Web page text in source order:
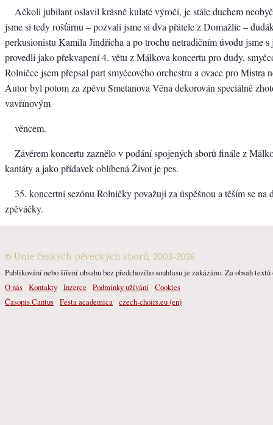
Ačkoli jubilant oslavil krásně kulaté výročí, je stále duchem
jsme si tedy rošťárnu – pozvali jsme si dva přátele z Domažlic –
perkusionistu Kamila Jindřicha a po trochu netradičním úvodu jsme
provedli jako překvapení 4. větu z Málkova koncertu pro dudy,
Rolničce jsem přepsal part smyčcového orchestru a ovace pro Mistra
Autor byl potom za zpěvu Smetanova Věna dekorován speciálně
vavřínovým
věncem.
Závěrem koncertu zaznělo v podání spojených sborů finále z
kantáty a jako přídavek oblíbená Život je pes.
35. koncertní sezónu Rolničky považuji za úspěšnou a těším se na
zpěváčky.
© Unie českých pěveckých sborů, 2003-2026
Publikování nebo šíření obsahu bez předchozího souhlasu je zakázáno. Za obsah
O nás Kontakty Inzerce Podmínky užívání Cookies
Časopis Cantus Festa academica czech-choirs.eu (en)